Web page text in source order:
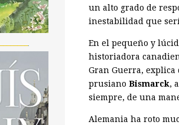
un alto grado de
inestabilidad que
En el pequeño y
historiadora
Gran Guerra,
prusiano Bismarck,
siempre, de una
Alemania ha roto